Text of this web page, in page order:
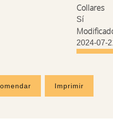
Collares
Sí
2024-07-
Imprimir